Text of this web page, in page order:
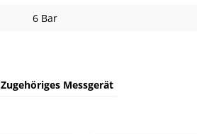
6 Bar
Zugehöriges Messgerät